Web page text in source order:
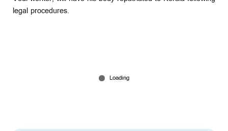
legal procedures.